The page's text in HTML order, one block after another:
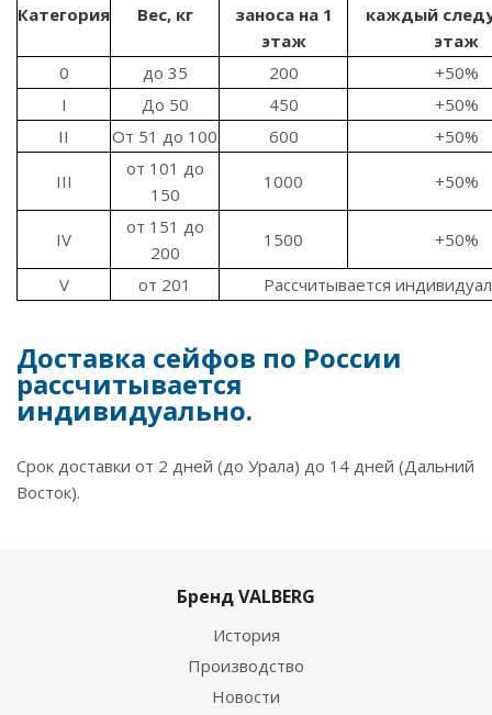
Категория Вес, кг
заноса на 1
этаж
каждый
этаж
0
до 35 200
+50%
I
До 50 450
+50%
II
От 51 до 100 600 +50%
III
от 101 до
150
1000 +50%
IV
от 151 до
200
1500 +50%
V от 201 Рассчитывается
Доставка сейфов по России
рассчитывается
индивидуально.
Срок доставки от 2 дней (до Урала) до 14 дней (Дальний
Восток).
Бренд VALBERG
История
Производство
Новости